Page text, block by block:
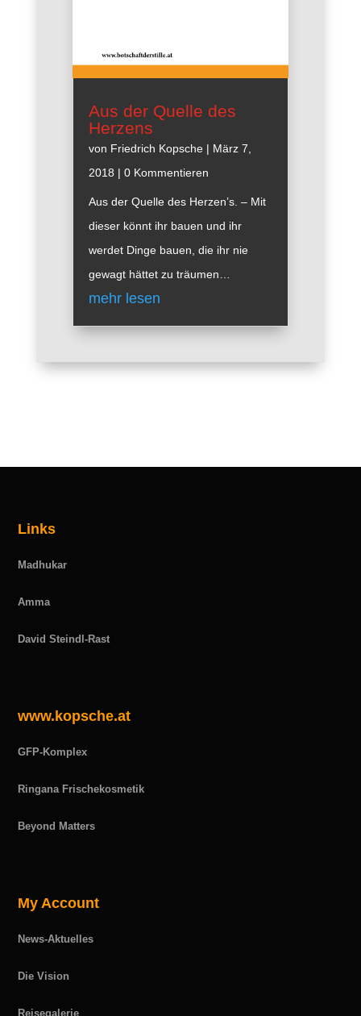
Aus der Quelle des
Herzens
von Friedrich Kopsche| März 7,
2018 | 0 Kommentieren
Aus der Quelle des Herzen’s. – Mit
dieser könnt ihr bauen und ihr
werdet Dinge bauen, die ihr nie
gewagt hättet zu träumen…
mehr lesen
Links
Madhukar
Amma
David Steindl-Rast
www.kopsche.at
GFP-Komplex
Ringana Frischekosmetik
Beyond Matters
My Account
News-Aktuelles
Die Vision
Reisegalerie